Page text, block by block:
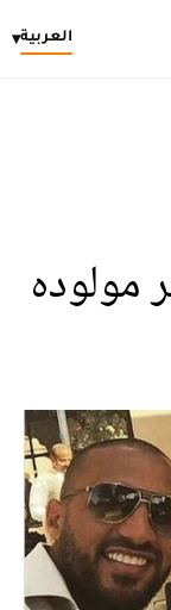
العربية▾
مولوده